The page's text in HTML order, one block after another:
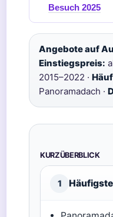
Besuch 2025
Angebote auf
Einstiegspreis:
2015–2022 ·
Panoramadach ·
KURZÜBERBLICK
1